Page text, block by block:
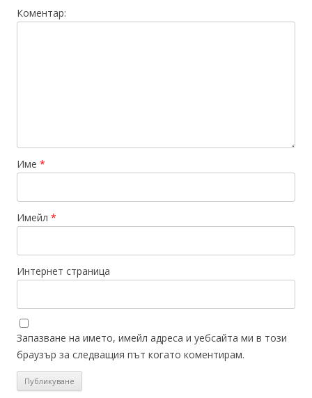
Коментар:
Име *
Имейл *
Интернет страница
Запазване на името, имейл адреса и уебсайта ми в този
браузър за следващия път когато коментирам.